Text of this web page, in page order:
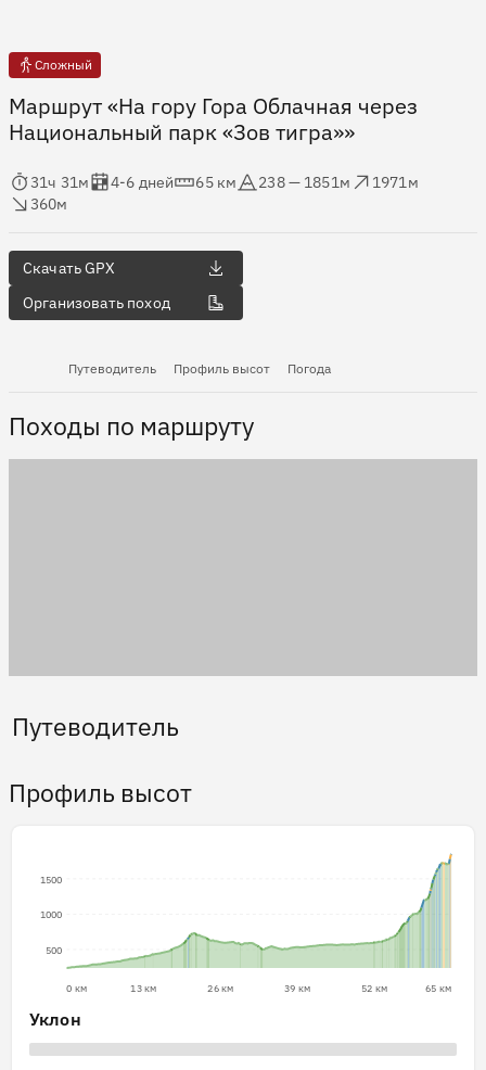
Сложный
Маршрут «На гору Гора Облачная через
Национальный парк «Зов тигра»»
в пути
31ч 31м
Оценка в днях
4-6 дней
Дистанция
65 км
Абсолютная высота
238 — 1851м
Набор высоты
1971м
360м
Скачать GPX
Организовать поход
Путеводитель Профиль высот Погода
Походы по маршруту
Путеводитель
Профиль высот
500
1000
1500
0 км 13 км 26 км 39 км 52 км 65 км
Уклон